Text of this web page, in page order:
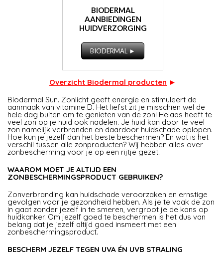
BIODERMAL
AANBIEDINGEN
HUIDVERZORGING
BIODERMAL ►
Overzicht Biodermal producten ►
Biodermal Sun. Zonlicht geeft energie en stimuleert de
aanmaak van vitamine D. Het liefst zit je misschien wel de
hele dag buiten om te genieten van de zon! Helaas heeft te
veel zon op je huid ook nadelen. Je huid kan door te veel
zon namelijk verbranden en daardoor huidschade oplopen.
Hoe kun je jezelf dan het beste beschermen? En wat is het
verschil tussen alle zonproducten? Wij hebben alles over
zonbescherming voor je op een rijtje gezet.
WAAROM MOET JE ALTIJD EEN
ZONBESCHERMINGSPRODUCT GEBRUIKEN?
Zonverbranding kan huidschade veroorzaken en ernstige
gevolgen voor je gezondheid hebben. Als je te vaak de zon
in gaat zonder jezelf in te smeren, vergroot je de kans op
huidkanker. Om jezelf goed te beschermen is het dus van
belang dat je jezelf altijd goed insmeert met een
zonbeschermingsproduct.
BESCHERM JEZELF TEGEN UVA ÉN UVB STRALING